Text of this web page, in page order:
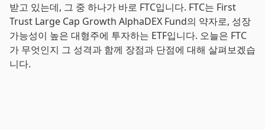
받고 있는데, 그 중 하나가 바로 FTC입니다. FTC는 First
Trust Large Cap Growth AlphaDEX Fund의 약자로, 성장
가능성이 높은 대형주에 투자하는 ETF입니다. 오늘은 FTC
가 무엇인지 그 성격과 함께 장점과 단점에 대해 살펴보겠습
니다.